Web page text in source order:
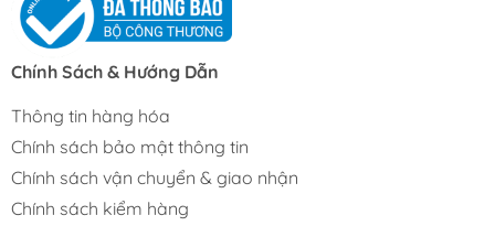
Chính Sách & Hướng Dẫn
Thông tin hàng hóa
Chính sách bảo mật thông tin
Chính sách vận chuyển & giao nhận
Chính sách kiểm hàng